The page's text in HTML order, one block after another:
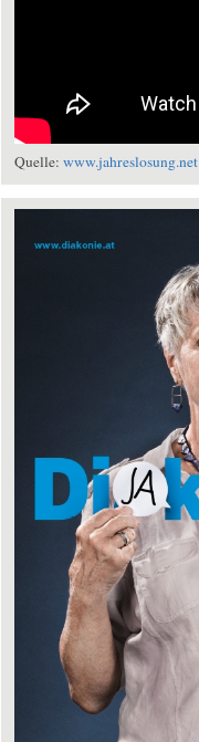
Quelle: www.jahreslosung.net